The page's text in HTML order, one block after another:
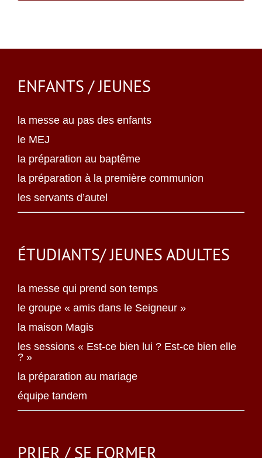
ENFANTS / JEUNES
la messe au pas des enfants
le MEJ
la préparation au baptême
la préparation à la première communion
les servants d’autel
ÉTUDIANTS/ JEUNES ADULTES
la messe qui prend son temps
le groupe « amis dans le Seigneur »
la maison Magis
les sessions « Est-ce bien lui ? Est-ce bien elle
? »
la préparation au mariage
équipe tandem
PRIER / SE FORMER